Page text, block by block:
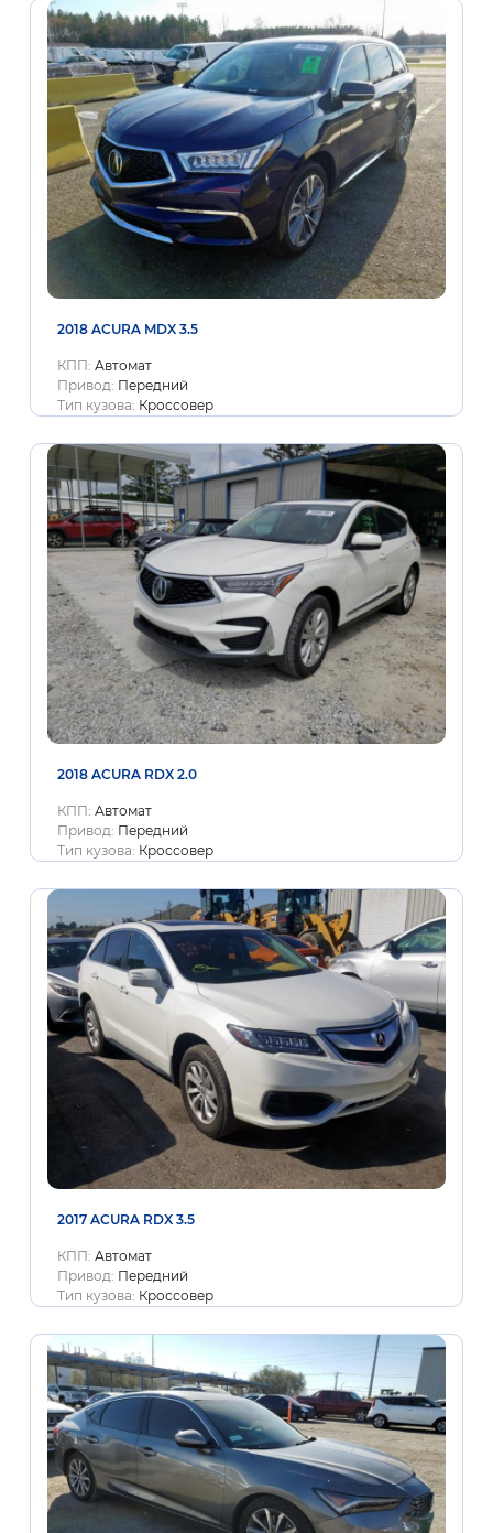
2018 ACURA MDX 3.5
КПП: Автомат
Привод: Передний
Тип кузова: Кроссовер
2018 ACURA RDX 2.0
КПП: Автомат
Привод: Передний
Тип кузова: Кроссовер
2017 ACURA RDX 3.5
КПП: Автомат
Привод: Передний
Тип кузова: Кроссовер